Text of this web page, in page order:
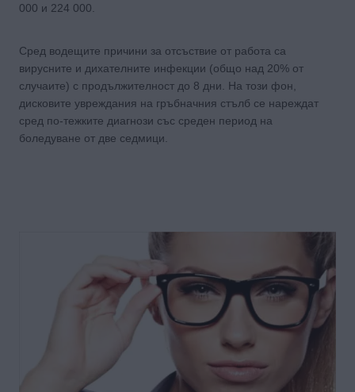
000 и 224 000.
Сред водещите причини за отсъствие от работа са
вирусните и дихателните инфекции (общо над 20% от
случаите) с продължителност до 8 дни. На този фон,
дисковите увреждания на гръбначния стълб се нареждат
сред по-тежките диагнози със среден период на
боледуване от две седмици.